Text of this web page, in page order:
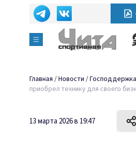
Главная /Новости /Господдержка
приобрел технику для своего
13 марта 2026 в 19:47